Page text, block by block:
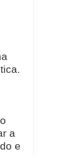
a
e